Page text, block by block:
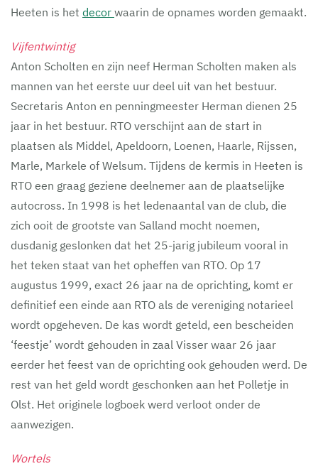
Heeten is het decor waarin de opnames worden gemaakt.
Vijfentwintig
Anton Scholten en zijn neef Herman Scholten maken als
mannen van het eerste uur deel uit van het bestuur.
Secretaris Anton en penningmeester Herman dienen 25
jaar in het bestuur. RTO verschijnt aan de start in
plaatsen als Middel, Apeldoorn, Loenen, Haarle, Rijssen,
Marle, Markele of Welsum. Tijdens de kermis in Heeten is
RTO een graag geziene deelnemer aan de plaatselijke
autocross. In 1998 is het ledenaantal van de club, die
zich ooit de grootste van Salland mocht noemen,
dusdanig geslonken dat het 25-jarig jubileum vooral in
het teken staat van het opheffen van RTO. Op 17
augustus 1999, exact 26 jaar na de oprichting, komt er
definitief een einde aan RTO als de vereniging notarieel
wordt opgeheven. De kas wordt geteld, een bescheiden
‘feestje’ wordt gehouden in zaal Visser waar 26 jaar
eerder het feest van de oprichting ook gehouden werd. De
rest van het geld wordt geschonken aan het Polletje in
Olst. Het originele logboek werd verloot onder de
aanwezigen.
Wortels